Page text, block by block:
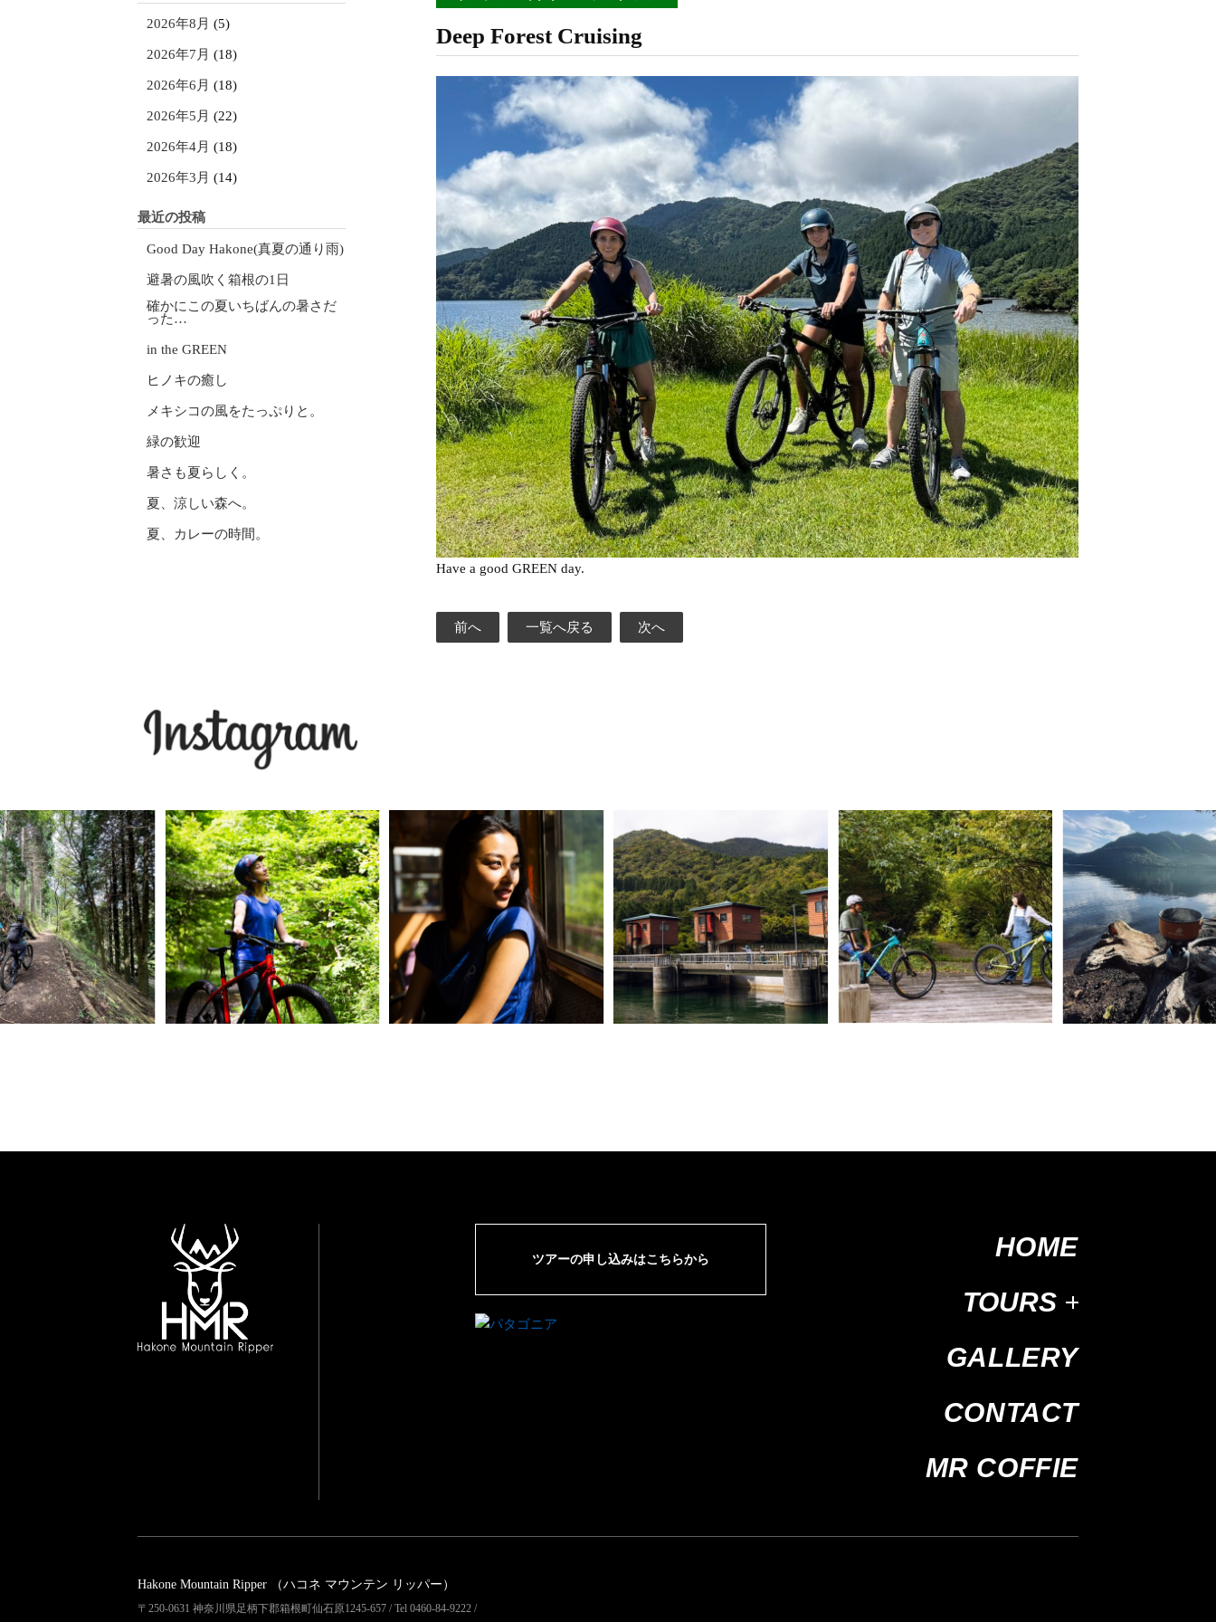
2026年8月 (5)
2026年7月 (18)
2026年6月 (18)
2026年5月 (22)
2026年4月 (18)
2026年3月 (14)
最近の投稿
Good Day Hakone(真夏の通り雨)
避暑の風吹く箱根の1日
確かにこの夏いちばんの暑さだ
った…
in the GREEN
ヒノキの癒し
メキシコの風をたっぷりと。
緑の歓迎
暑さも夏らしく。
夏、涼しい森へ。
夏、カレーの時間。
Deep Forest Cruising
Have a good GREEN day.
前へ 一覧へ戻る 次へ
ツアーの申し込みはこちらから
HOME
TOURS
GALLERY
CONTACT
MR COFFIE
Hakone Mountain Ripper （ハコネ マウンテン リッパー）
〒250-0631 神奈川県足柄下郡箱根町仙石原1245-657 / Tel 0460-84-9222 /